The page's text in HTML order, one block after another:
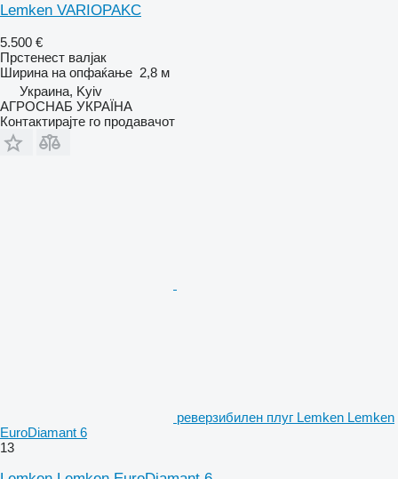
Lemken VARIOPAKC
5.500 €
Прстенест валјак
Ширина на опфаќање 2,8 м
Украина, Kyiv
АГРОСНАБ УКРАЇНА
Контактирајте го продавачот
реверзибилен плуг Lemken Lemken
EuroDiamant 6
13